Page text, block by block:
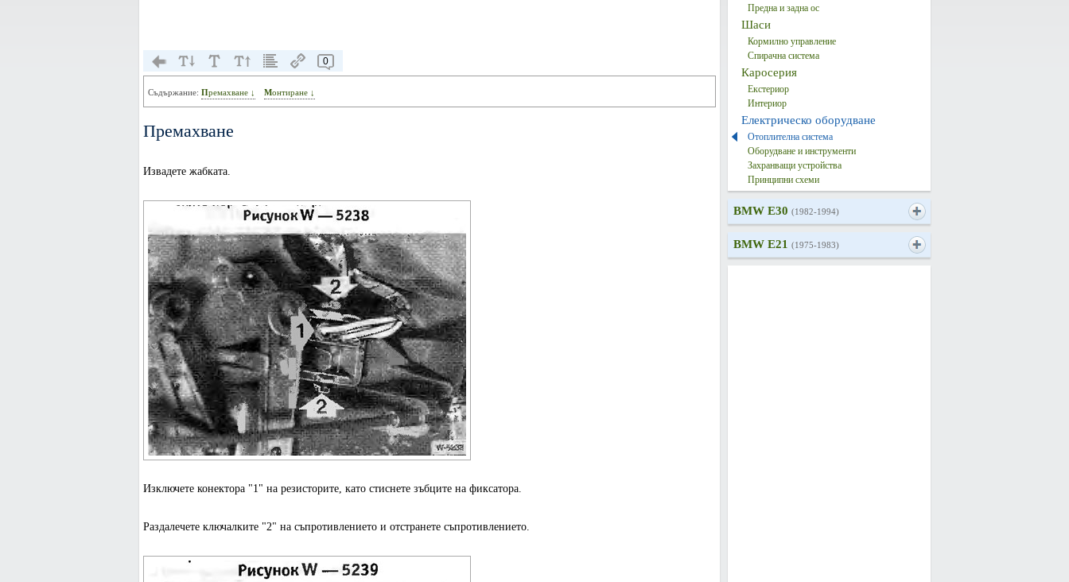
0
Съдържание: Премахване ↓ Монтиране ↓
Премахване
Извадете жабката.
Изключете конектора "1" на резисторите, като стиснете зъбците на фиксатора.
Раздалечете ключалките "2" на съпротивлението и отстранете съпротивлението.
Предна и задна ос
Шаси
Кормилно управление
Спирачна система
Каросерия
Екстериор
Интериор
Електрическо оборудване
Отоплителна система
Оборудване и инструменти
Захранващи устройства
Принципни схеми
BMW E30 (1982-1994)
BMW E21 (1975-1983)